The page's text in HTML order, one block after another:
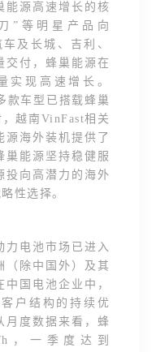
能源高速增长的核
”等明星产品向
及长城、吉利、
交付，蜂巢能源在
实现高速增长。
款车型已搭载蜂巢
越南VinFast相关
源海外装机提供了
巢能源坚持稳健服
投向高潜力的海外
性选择。
力电池市场已进入
（除中国外）及其
国电池企业中，
户结构的持续优
月度数据来看，蜂
，一季度达到